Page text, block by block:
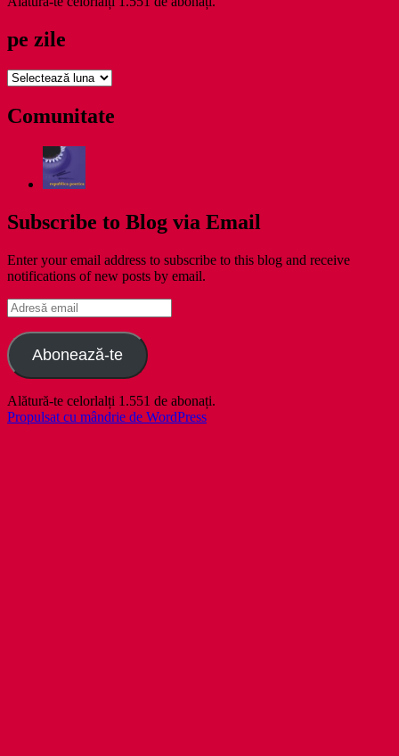
pe zile
pe
Comunitate
Subscribe to Blog via Email
Enter your email address to subscribe to this blog and receive
notifications of new posts by email.
Adresă
email
Abonează-te
Alătură-te celorlalți 1.551 de abonați.
Propulsat cu mândrie de WordPress